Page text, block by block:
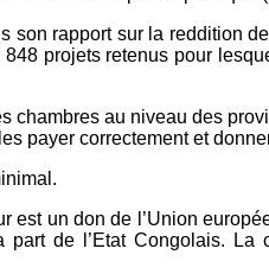
son rapport sur la reddition
projets retenus pour
chambres au niveau des
payer correctement et
est un don de l’Union
de l’Etat Congolais. La